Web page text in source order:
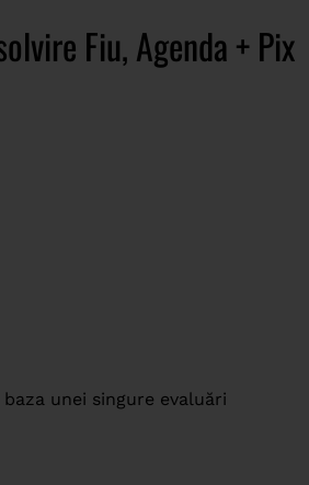
Fiu, Agenda + Pix
unei singure evaluări